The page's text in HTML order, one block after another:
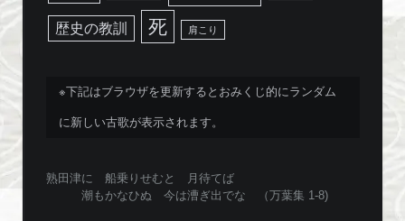
歴史の教訓 死 肩こり
※下記はブラウザを更新するとおみくじ的にランダム
に新しい古歌が表示されます。
熟田津に 船乗りせむと 月待てば
潮もかなひぬ 今は漕ぎ出でな （万葉集 1-8)